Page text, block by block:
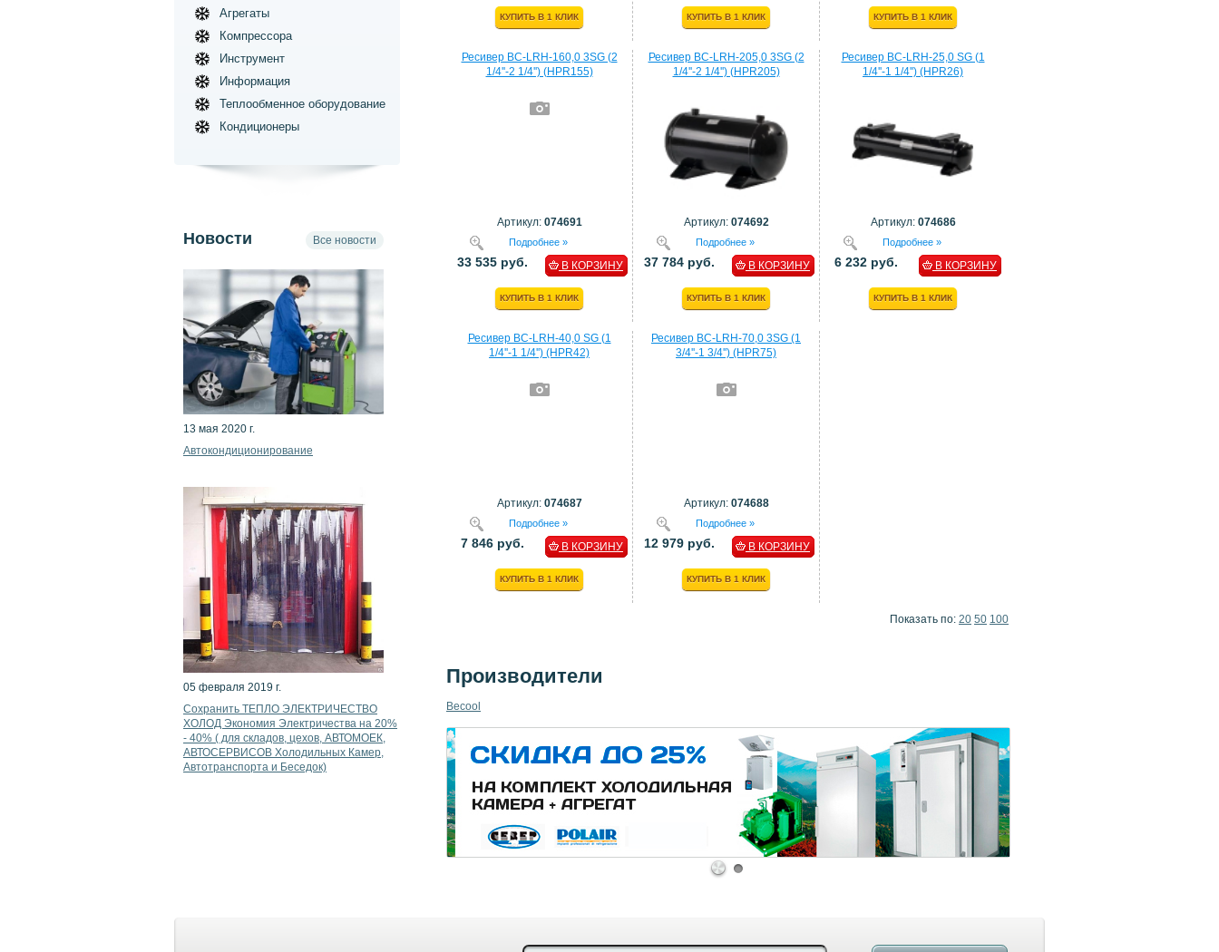
КУПИТЬ В 1 КЛИК КУПИТЬ В 1 КЛИК КУПИТЬ В 1 КЛИК
Ресивер BC-LRH-160,0 3SG (2
1/4''-2 1/4'') (HPR155)
Артикул: 074691
Подробнее »
33 535 руб. В КОРЗИНУ
КУПИТЬ В 1 КЛИК
Ресивер BC-LRH-205,0 3SG (2
1/4''-2 1/4'') (HPR205)
Артикул: 074692
Подробнее »
37 784 руб. В КОРЗИНУ
КУПИТЬ В 1 КЛИК
Ресивер BC-LRH-25,0 SG (1
1/4''-1 1/4'') (HPR26)
Артикул: 074686
Подробнее »
6 232 руб. В КОРЗИНУ
КУПИТЬ В 1 КЛИК
Ресивер BC-LRH-40,0 SG (1
1/4''-1 1/4'') (HPR42)
Артикул: 074687
Подробнее »
7 846 руб. В КОРЗИНУ
КУПИТЬ В 1 КЛИК
Ресивер BC-LRH-70,0 3SG (1
3/4''-1 3/4'') (HPR75)
Артикул: 074688
Подробнее »
12 979 руб. В КОРЗИНУ
КУПИТЬ В 1 КЛИК
Показать по: 20 50 100
Производители
Becool
1 2
Агрегаты
Компрессора
Инструмент
Информация
Теплообменное оборудование
Кондиционеры
Новости Все новости
13 мая 2020 г.
Автокондиционирование
05 февраля 2019 г.
Сохранить ТЕПЛО ЭЛЕКТРИЧЕСТВО
ХОЛОД Экономия Электричества на 20%
- 40% ( для складов, цехов, АВТОМОЕК,
АВТОСЕРВИСОВ Холодильных Камер,
Автотранспорта и Беседок)